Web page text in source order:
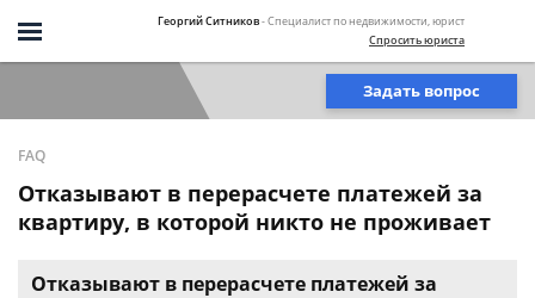
Георгий Ситников- Специалист по недвижимости, юрист
Спросить юриста
Задать вопрос
FAQ
Отказывают в перерасчете платежей за
квартиру, в которой никто не проживает
Отказывают в перерасчете платежей за